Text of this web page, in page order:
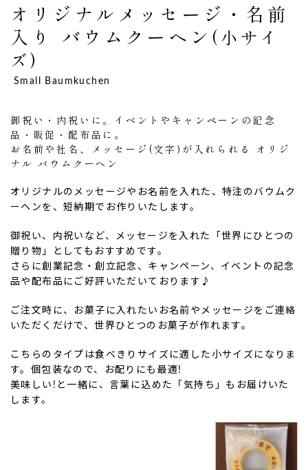
退職・異動の挨拶におすすめのお菓子ギ
オリジナルメッセージ・名前
入り
バウムクーヘン (小サイ
ズ)
Small Baumkuchen
御祝い・内祝いに。イベントやキャンペーンの記念
品・販促・配布品に。
お名前や社名、メッセージ(文字)が入れられる オリジ
ナル バウムクーヘン
オリジナルのメッセージやお名前を入れた、特注のバウムク
ーヘンを、短納期でお作りいたします。
御祝い、内祝いなど、メッセージを入れた「世界にひとつの
贈り物」としてもおすすめです。
さらに創業記念・創立記念、キャンペーン、イベントの記念
品や配布品にご好評いただいております♪
ご注文時に、お菓子に入れたいお名前やメッセージをご連絡
いただくだけで、世界ひとつのお菓子が作れます。
こちらのタイプは食べきりサイズに適した小サイズになりま
す。個包装なので、お配りにも最適!
美味しい!と一緒に、言葉に込めた「気持ち」もお届けいた
します。